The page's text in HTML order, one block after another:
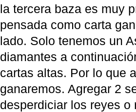
la tercera baza es muy
pensada como carta
lado. Solo tenemos un
diamantes a
cartas altas. Por lo que
ganaremos. Agregar 2
desperdiciar los reyes o